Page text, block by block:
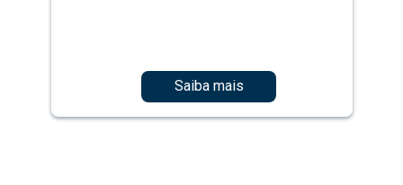
Saiba mais